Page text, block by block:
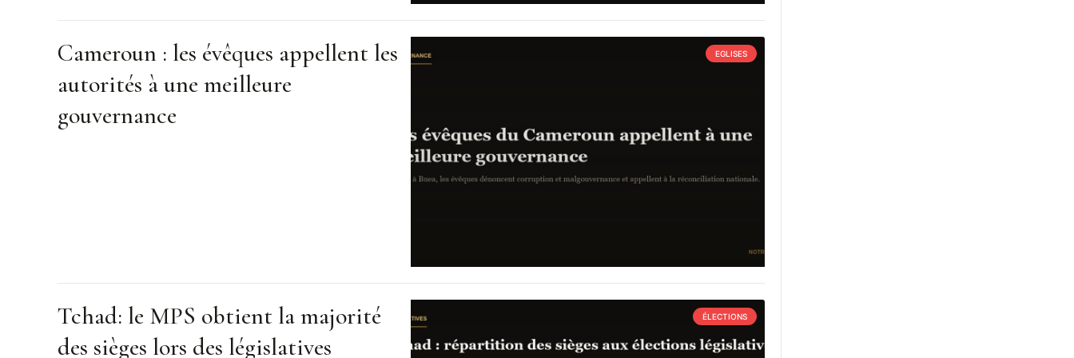
EGLISES
Cameroun : les évêques appellent les
autorités à une meilleure
gouvernance
ÉLECTIONS
Tchad: le MPS obtient la majorité
des sièges lors des législatives